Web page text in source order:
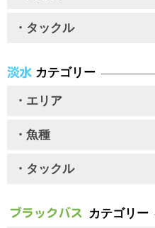
・タックル
カテゴリー
・エリア
・魚種
・タックル
カテゴリー